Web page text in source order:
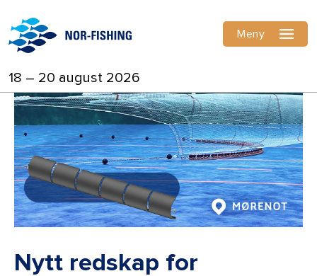
18 – 20 august 2026
Meny
Nytt redskap for